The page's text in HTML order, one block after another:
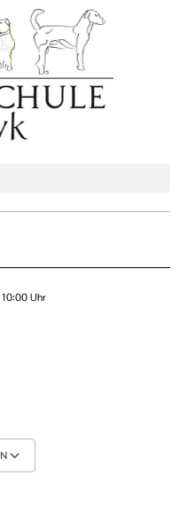
Uhr